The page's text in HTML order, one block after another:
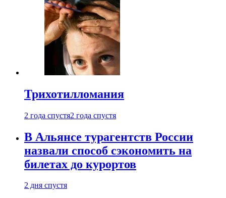
Трихотилломания
2 года спустя2 года спустя
В Альянсе турагентств России
назвали способ сэкономить на
билетах до курортов
2 дня спустя